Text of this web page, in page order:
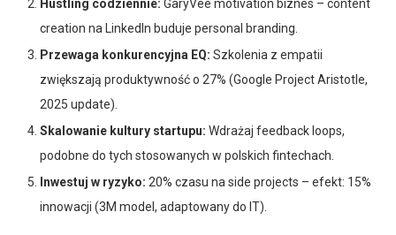
Hustling codziennie: GaryVee motivation biznes – content
creation na LinkedIn buduje personal branding.
Przewaga konkurencyjna EQ: Szkolenia z empatii
zwiększają produktywność o 27% (Google Project Aristotle,
2025 update).
Skalowanie kultury startupu: Wdrażaj feedback loops,
podobne do tych stosowanych w polskich fintechach.
Inwestuj w ryzyko: 20% czasu na side projects – efekt: 15%
innowacji (3M model, adaptowany do IT).